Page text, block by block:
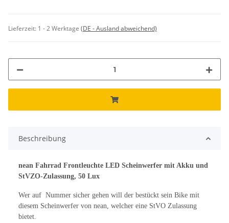
Lieferzeit: 1 - 2 Werktage (DE - Ausland abweichend)
Beschreibung
nean Fahrrad Frontleuchte LED Scheinwerfer mit Akku und
StVZO-Zulassung, 50 Lux
Wer auf Nummer sicher gehen will der bestückt sein Bike mit
diesem Scheinwerfer von nean, welcher eine StVO Zulassung
bietet.